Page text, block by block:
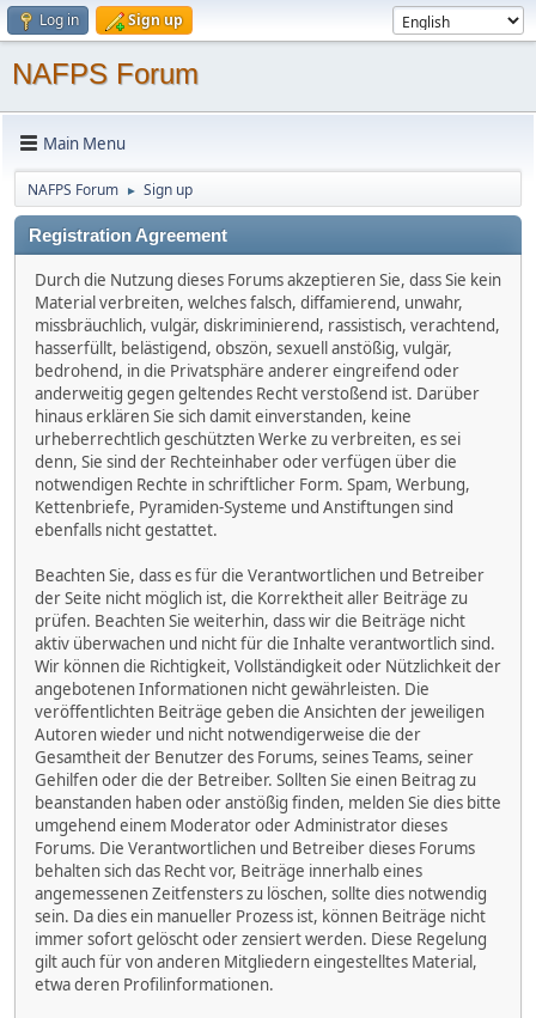
Log in Sign up
NAFPS Forum
Main Menu
NAFPS Forum ► Sign up
Registration Agreement
Durch die Nutzung dieses Forums akzeptieren Sie, dass Sie kein
Material verbreiten, welches falsch, diffamierend, unwahr,
missbräuchlich, vulgär, diskriminierend, rassistisch, verachtend,
hasserfüllt, belästigend, obszön, sexuell anstößig, vulgär,
bedrohend, in die Privatsphäre anderer eingreifend oder
anderweitig gegen geltendes Recht verstoßend ist. Darüber
hinaus erklären Sie sich damit einverstanden, keine
urheberrechtlich geschützten Werke zu verbreiten, es sei
denn, Sie sind der Rechteinhaber oder verfügen über die
notwendigen Rechte in schriftlicher Form. Spam, Werbung,
Kettenbriefe, Pyramiden-Systeme und Anstiftungen sind
ebenfalls nicht gestattet.
Beachten Sie, dass es für die Verantwortlichen und Betreiber
der Seite nicht möglich ist, die Korrektheit aller Beiträge zu
prüfen. Beachten Sie weiterhin, dass wir die Beiträge nicht
aktiv überwachen und nicht für die Inhalte verantwortlich sind.
Wir können die Richtigkeit, Vollständigkeit oder Nützlichkeit der
angebotenen Informationen nicht gewährleisten. Die
veröffentlichten Beiträge geben die Ansichten der jeweiligen
Autoren wieder und nicht notwendigerweise die der
Gesamtheit der Benutzer des Forums, seines Teams, seiner
Gehilfen oder die der Betreiber. Sollten Sie einen Beitrag zu
beanstanden haben oder anstößig finden, melden Sie dies bitte
umgehend einem Moderator oder Administrator dieses
Forums. Die Verantwortlichen und Betreiber dieses Forums
behalten sich das Recht vor, Beiträge innerhalb eines
angemessenen Zeitfensters zu löschen, sollte dies notwendig
sein. Da dies ein manueller Prozess ist, können Beiträge nicht
immer sofort gelöscht oder zensiert werden. Diese Regelung
gilt auch für von anderen Mitgliedern eingestelltes Material,
etwa deren Profilinformationen.